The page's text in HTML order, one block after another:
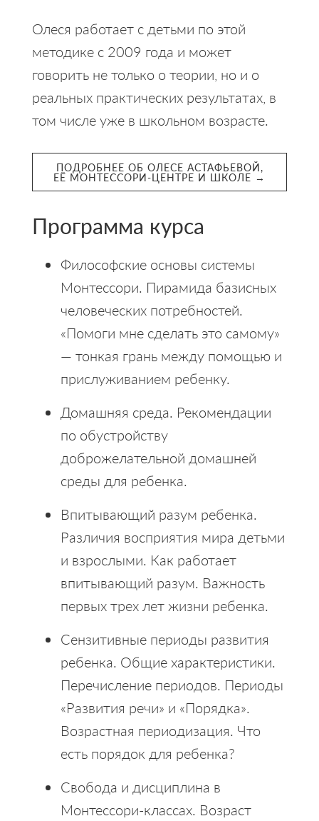
Олеся работает с детьми по этой
методике с 2009 года и может
говорить не только о теории, но и о
реальных практических результатах, в
том числе уже в школьном возрасте.
ПОДРОБНЕЕ ОБ ОЛЕСЕ АСТАФЬЕВОЙ,
ЕЁ МОНТЕССОРИ-ЦЕНТРЕ И ШКОЛЕ →
Программа курса
Философские основы системы
Монтессори. Пирамида базисных
человеческих потребностей.
«Помоги мне сделать это самому»
— тонкая грань между помощью и
прислуживанием ребенку.
Домашняя среда. Рекомендации
по обустройству
доброжелательной домашней
среды для ребенка.
Впитывающий разум ребенка.
Различия восприятия мира детьми
и взрослыми. Как работает
впитывающий разум. Важность
первых трех лет жизни ребенка.
Сензитивные периоды развития
ребенка. Общие характеристики.
Перечисление периодов. Периоды
«Развития речи» и «Порядка».
Возрастная периодизация. Что
есть порядок для ребенка?
Свобода и дисциплина в
Монтессори-классах. Возраст